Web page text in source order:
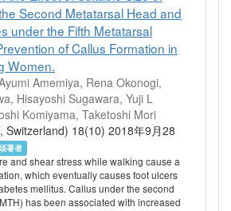
Second Metatarsal Head and
under the Fifth Metatarsal
of Callus Formation in
Women.
Amemiya, Rena Okonogi,
Hisayoshi Sugawara, Yuji L
Komiyama, Taketoshi Mori
Switzerland) 18(10) 2018年9月28
著者
and shear stress while walking cause a
which eventually causes foot ulcers
mellitus. Callus under the second
has been associated with increased